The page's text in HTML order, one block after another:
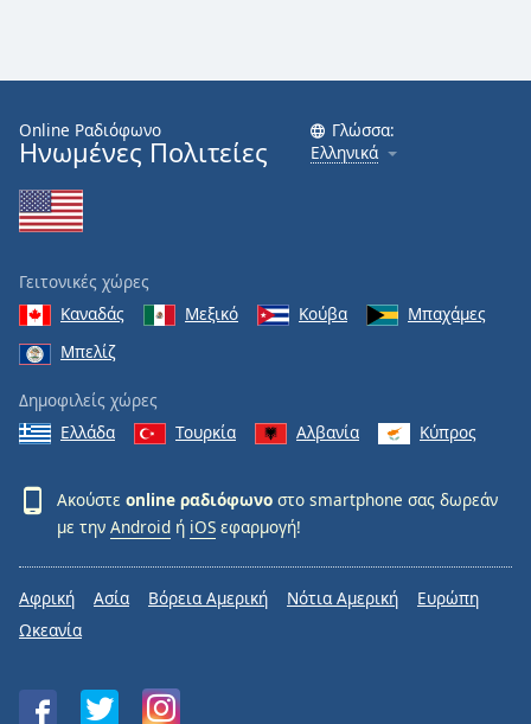
Online Ραδιόφωνο
Ηνωμένες Πολιτείες
Γλώσσα:
Ελληνικά
Γειτονικές χώρες
Καναδάς
Μεξικό Κούβα
Μπαχάμες
Μπελίζ
Δημοφιλείς χώρες
Ελλάδα
Τουρκία Αλβανία Κύπρος
Ακούστε online ραδιόφωνο στο smartphone σας δωρεάν
με την Android ή iOS εφαρμογή!
Αφρική Ασία Βόρεια Αμερική Νότια Αμερική
Ευρώπη
Ωκεανία